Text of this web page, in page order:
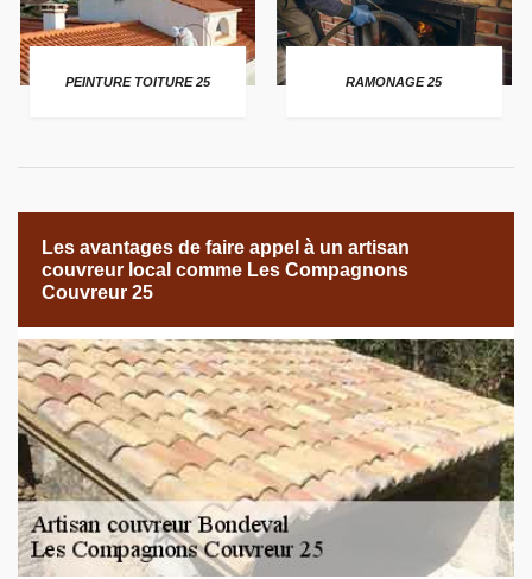
PEINTURE TOITURE 25 RAMONAGE 25
Les avantages de faire appel à un artisan
couvreur local comme Les Compagnons
Couvreur 25